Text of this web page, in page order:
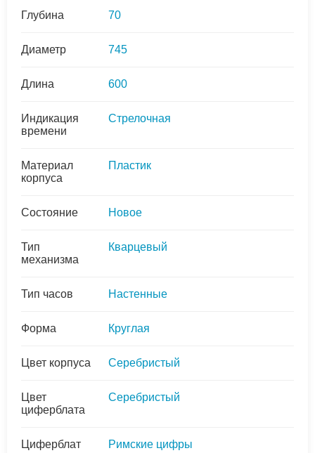
Глубина 70
Диаметр 745
Длина 600
Индикация
времени
Стрелочная
Материал
корпуса
Пластик
Состояние Новое
Тип
механизма
Кварцевый
Тип часов Настенные
Форма Круглая
Цвет корпуса Серебристый
Цвет
циферблата
Серебристый
Циферблат Римские цифры